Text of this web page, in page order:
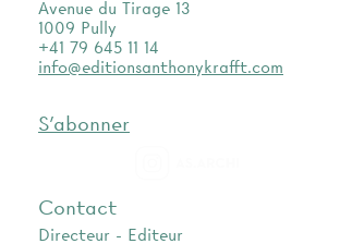
Avenue du Tirage 13
1009 Pully
+41 79 645 11 14
info@editionsanthonykrafft.com
S'abonner
Contact
Directeur - Editeur